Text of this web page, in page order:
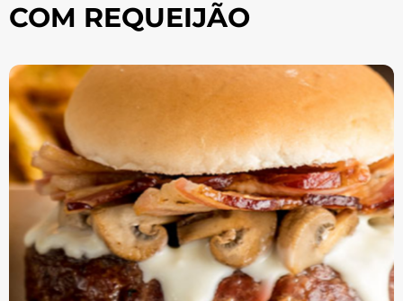
COM REQUEIJÃO